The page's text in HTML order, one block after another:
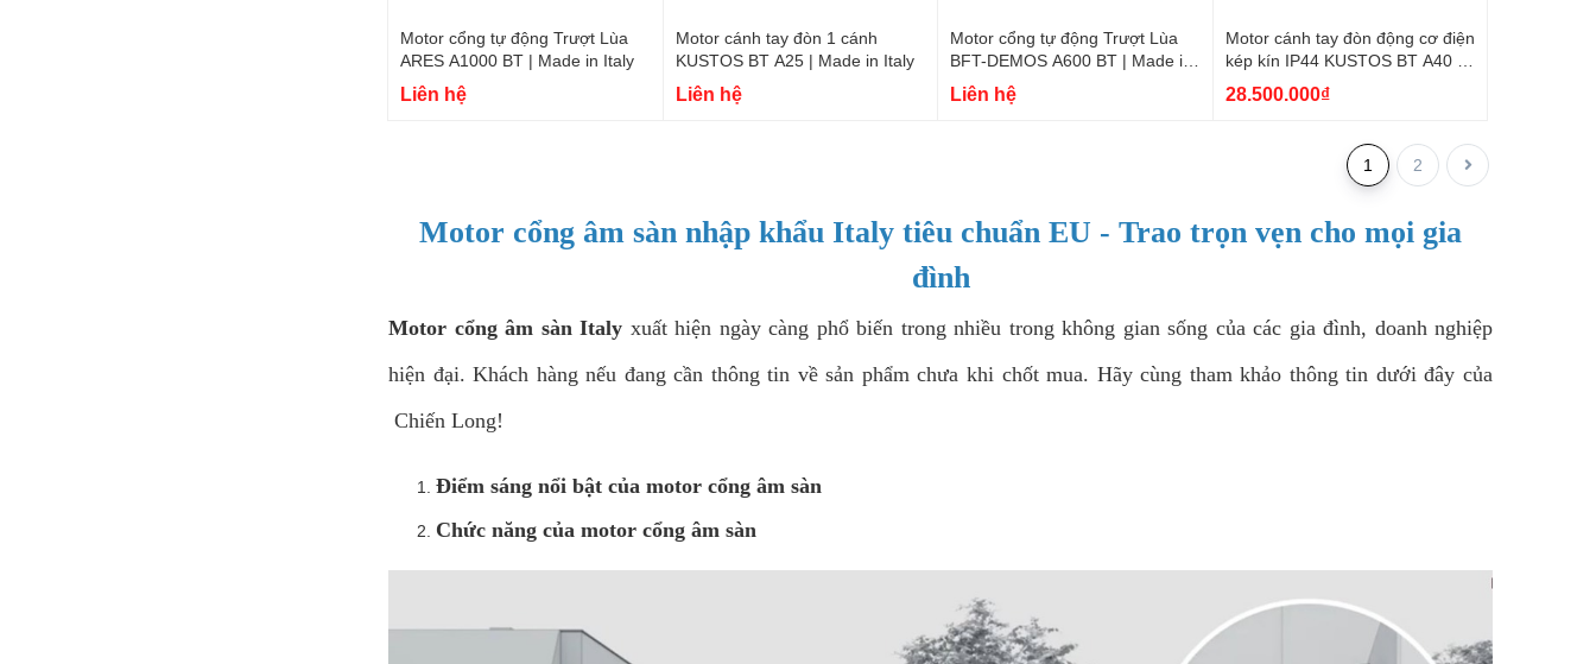
Motor cổng tự động Trượt Lùa
ARES A1000 BT | Made in Italy
Liên hệ
Motor cánh tay đòn 1 cánh
KUSTOS BT A25 | Made in Italy
Liên hệ
Motor cổng tự động Trượt Lùa
BFT-DEMOS A600 BT | Made in
Italy
Liên hệ
Motor cánh tay đòn động cơ điện
kép kín IP44 KUSTOS BT A40 |
Made in Italy
28.500.000₫
1 2
Motor cổng âm sàn nhập khẩu Italy tiêu chuẩn EU - Trao trọn vẹn cho mọi gia
đình
Motor cổng âm sàn Italy xuất hiện ngày càng phổ biến trong nhiều trong không gian sống của các gia đình, doanh nghiệp
hiện đại. Khách hàng nếu đang cần thông tin về sản phẩm chưa khi chốt mua. Hãy cùng tham khảo thông tin dưới đây của
Chiến Long!
Điểm sáng nổi bật của motor cổng âm sàn
Chức năng của motor cổng âm sàn